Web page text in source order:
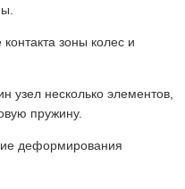
зоны колес и
узел несколько элементов,
пружину.
деформирования